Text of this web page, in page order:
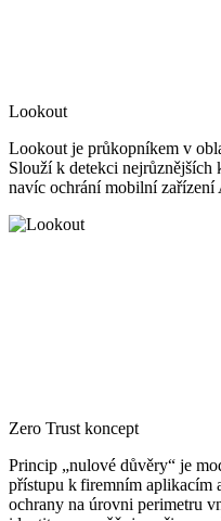
Lookout
Lookout je průkopníkem v
Slouží k detekci
navíc ochrání mobilní
Zero Trust koncept
Princip „nulové důvěry“ je
přístupu k firemním aplikacím
ochrany na úrovni perimetru